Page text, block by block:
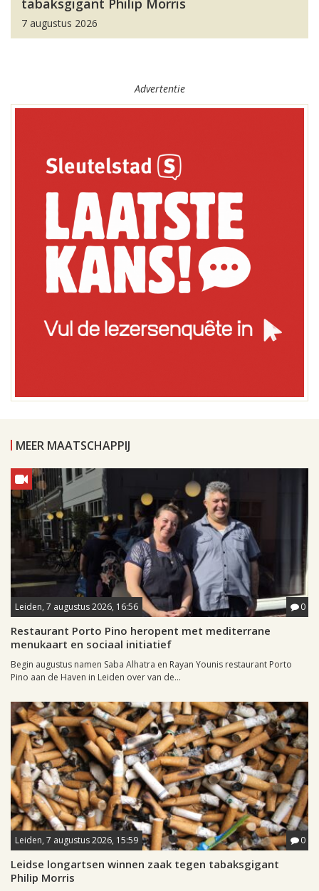
tabaksgigant Philip Morris
7 augustus 2026
Advertentie
MEER MAATSCHAPPIJ
Leiden, 7 augustus 2026, 16:56 0
Restaurant Porto Pino heropent met mediterrane
menukaart en sociaal initiatief
Begin augustus namen Saba Alhatra en Rayan Younis restaurant Porto
Pino aan de Haven in Leiden over van de...
Leiden, 7 augustus 2026, 15:59 0
Leidse longartsen winnen zaak tegen tabaksgigant
Philip Morris